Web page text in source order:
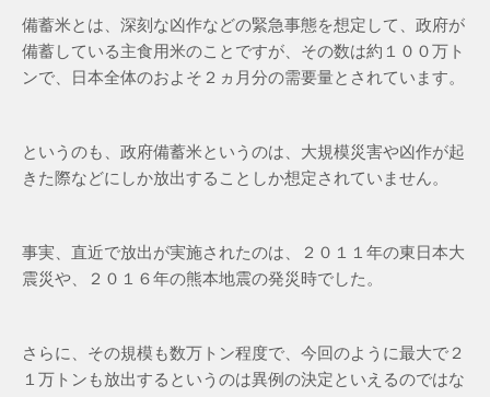
備蓄米とは、深刻な凶作などの緊急事態を想定して、政府が
備蓄している主食用米のことですが、その数は約１００万ト
ンで、日本全体のおよそ２ヵ月分の需要量とされています。
というのも、政府備蓄米というのは、大規模災害や凶作が起
きた際などにしか放出することしか想定されていません。
事実、直近で放出が実施されたのは、２０１１年の東日本大
震災や、２０１６年の熊本地震の発災時でした。
さらに、その規模も数万トン程度で、今回のように最大で２
１万トンも放出するというのは異例の決定といえるのではな